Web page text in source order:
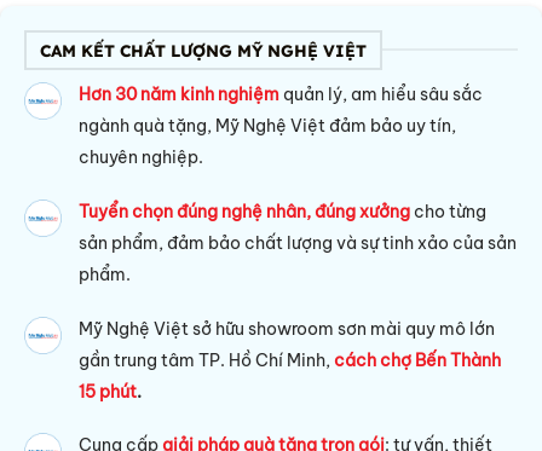
CAM KẾT CHẤT LƯỢNG MỸ NGHỆ VIỆT
Hơn 30 năm kinh nghiệm quản lý, am hiểu sâu sắc
ngành quà tặng, Mỹ Nghệ Việt đảm bảo uy tín,
chuyên nghiệp.
Tuyển chọn đúng nghệ nhân, đúng xưởng cho từng
sản phẩm, đảm bảo chất lượng và sự tinh xảo của sản
phẩm.
Mỹ Nghệ Việt sở hữu showroom sơn mài quy mô lớn
gần trung tâm TP. Hồ Chí Minh,cách chợ Bến Thành
15 phút.
Cung cấpgiải pháp quà tặng trọn gói: tư vấn, thiết